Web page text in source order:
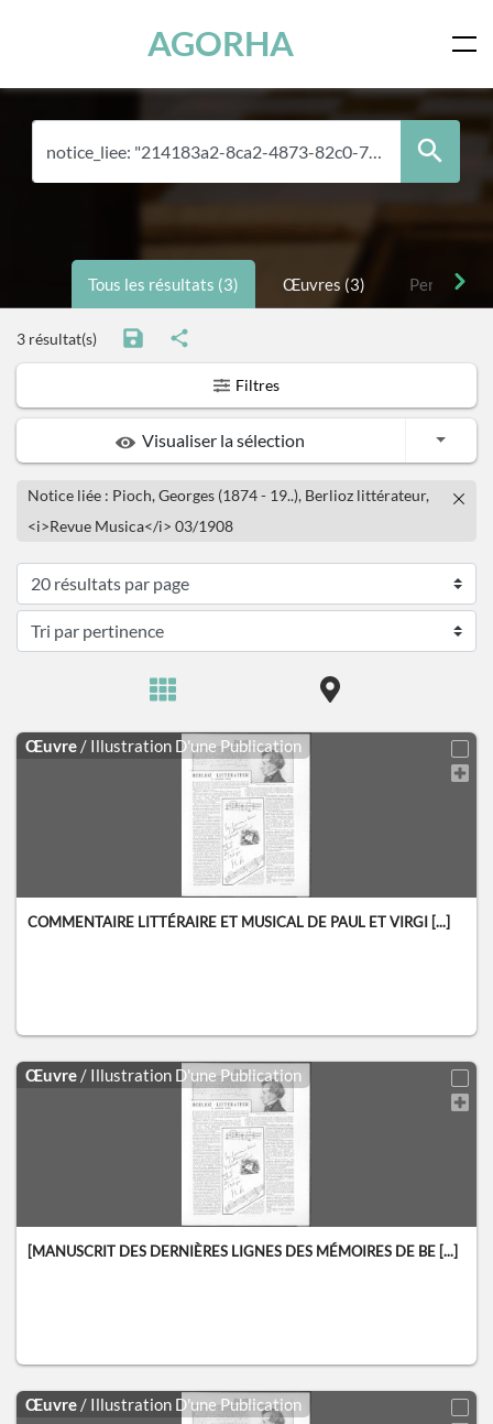
AGORHA
Tous les résultats (3) Œuvres (3) Personnes
3 résultat(s)
Filtres
Visualiser la sélection Toggle
Notice liée : Pioch, Georges (1874 - 19..), Berlioz littérateur,
<i>Revue Musica</i> 03/1908
Œuvre / Illustration D'une Publication
COMMENTAIRE LITTÉRAIRE ET MUSICAL DE PAUL ET VIRGI [...]
Œuvre / Illustration D'une Publication
[MANUSCRIT DES DERNIÈRES LIGNES DES MÉMOIRES DE BE [...]
Œuvre / Illustration D'une Publication